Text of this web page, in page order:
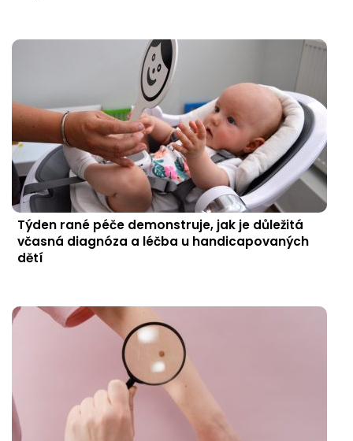
Týden rané péče demonstruje, jak je důležitá
včasná diagnóza a léčba u handicapovaných
dětí